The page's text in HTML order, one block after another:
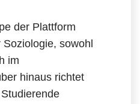
der Plattform
sowohl
im
hinaus richtet